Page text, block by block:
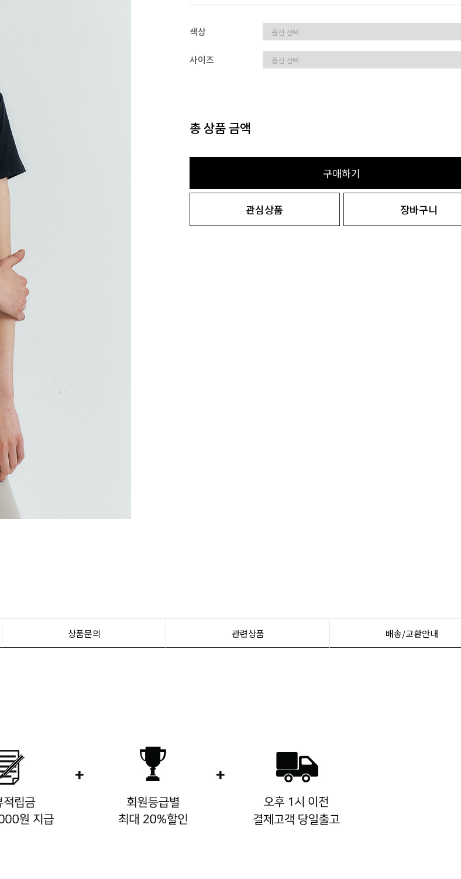
색상
사이즈
총 상품 금액
구매하기
관심상품 장바구니
상품문의 관련상품 배송/교환안내